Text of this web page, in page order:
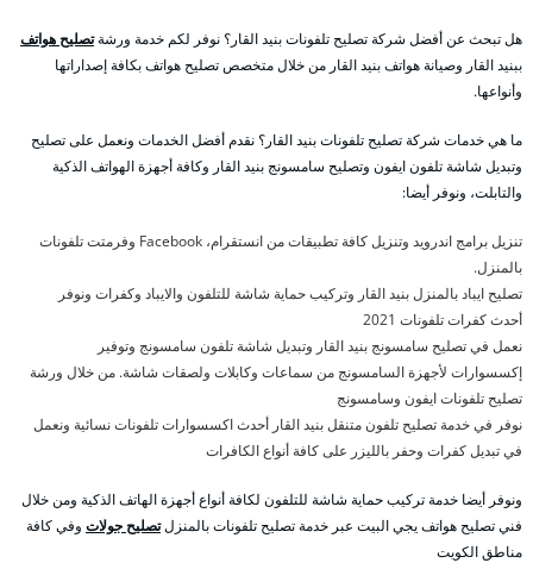
هل تبحث عن أفضل شركة تصليح تلفونات بنيد القار؟ نوفر لكم خدمة ورشةتصليح هواتف
ببنيد القار وصيانة هواتف بنيد القار من خلال متخصص تصليح هواتف بكافة إصداراتها
وأنواعها.
ما هي خدمات شركة تصليح تلفونات بنيد القار؟ نقدم أفضل الخدمات ونعمل على تصليح
وتبديل شاشة تلفون ايفون وتصليح سامسونج بنيد القار وكافة أجهزة الهواتف الذكية
والتابلت، ونوفر أيضا:
تنزيل برامج اندرويد وتنزيل كافة تطبيقات من انستقرام، Facebook وفرمتت تلفونات
بالمنزل.
تصليح ايباد بالمنزل بنيد القار وتركيب حماية شاشة للتلفون والايباد وكفرات ونوفر
أحدث كفرات تلفونات 2021
نعمل في تصليح سامسونج بنيد القار وتبديل شاشة تلفون سامسونج وتوفير
إكسسوارات لأجهزة السامسونج من سماعات وكابلات ولصقات شاشة. من خلال ورشة
تصليح تلفونات ايفون وسامسونج
نوفر في خدمة تصليح تلفون متنقل بنيد القار أحدث اكسسوارات تلفونات نسائية ونعمل
في تبديل كفرات وحفر بالليزر على كافة أنواع الكافرات
ونوفر أيضا خدمة تركيب حماية شاشة للتلفون لكافة أنواع أجهزة الهاتف الذكية ومن خلال
فني تصليح هواتف يجي البيت عبر خدمة تصليح تلفونات بالمنزلتصليح جولات وفي كافة
مناطق الكويت